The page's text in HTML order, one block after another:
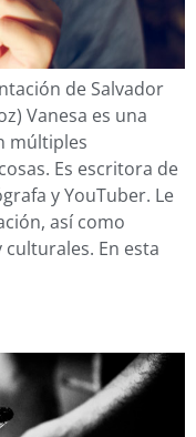
de Salvador
Vanesa es una
múltiples
Es escritora de
y YouTuber. Le
así como
En esta